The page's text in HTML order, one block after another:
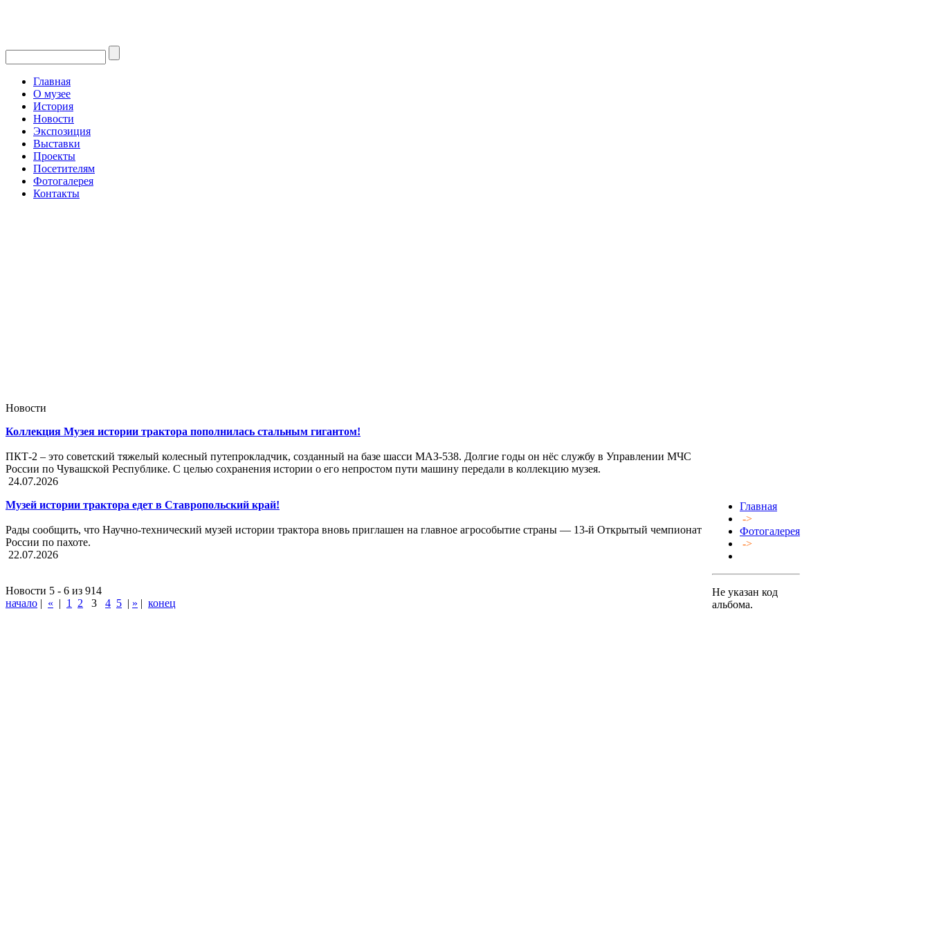
Главная
О музее
История
Новости
Экспозиция
Выставки
Проекты
Посетителям
Фотогалерея
Контакты
Новости
Коллекция Музея истории трактора пополнилась стальным гигантом!
ПКТ-2 – это советский тяжелый колесный путепрокладчик, созданный на базе шасси МАЗ-538. Долгие годы он нёс службу в Управлении МЧС
России по Чувашской Республике. С целью сохранения истории о его непростом пути машину передали в коллекцию музея.
24.07.2026
Музей истории трактора едет в Ставропольский край!
Рады сообщить, что Научно-технический музей истории трактора вновь приглашен на главное агрособытие страны — 13-й Открытый чемпионат
России по пахоте.
22.07.2026
Новости 5 - 6 из 914
начало | « | 1 2 3 4 5 | » | конец
Главная
->
Фотогалерея
->
Не указан код
альбома.